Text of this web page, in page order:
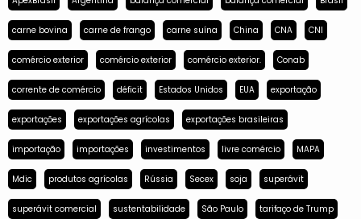
carne bovina carne de frango carne suína China CNA CNI
comércio exterior comércio exterior comércio exterior. Conab
corrente de comércio déficit Estados Unidos EUA exportação
exportações exportações agrícolas exportações brasileiras
importação importações investimentos livre comércio MAPA
Mdic produtos agrícolas Rússia Secex soja superávit
superávit comercial sustentabilidade São Paulo tarifaço de Trump